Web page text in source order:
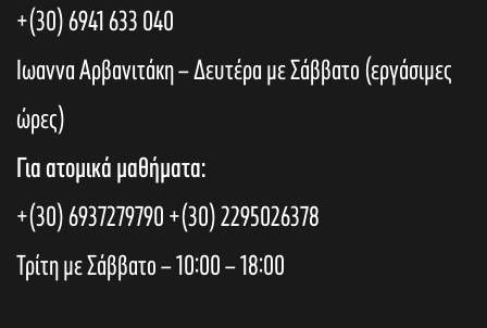
+(30) 6941 633 040
Ιωαννα Αρβανιτάκη – Δευτέρα με Σάββατο (εργάσιμες
ώρες)
Για ατομικά μαθήματα:
+(30) 6937279790+(30) 2295026378
Τρίτη με Σάββατο – 10:00 – 18:00